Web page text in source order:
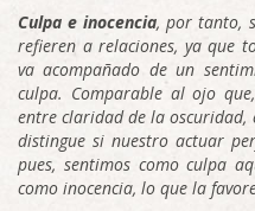
Culpa e inocencia, por tanto,
refieren a relaciones, ya que
va acompañado de un
culpa. Comparable al ojo
entre claridad de la oscuridad,
distingue si nuestro actuar
pues, sentimos como culpa
como inocencia, lo que la